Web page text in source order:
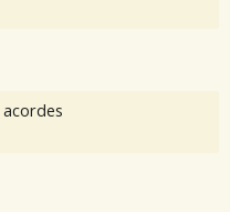
acordes